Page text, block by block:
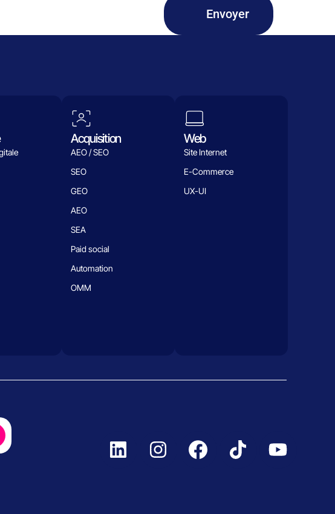
Envoyer
Acquisition
AEO / SEO
SEO
GEO
AEO
SEA
Paid social
Automation
OMM
Web
Site Internet
E-Commerce
UX-UI